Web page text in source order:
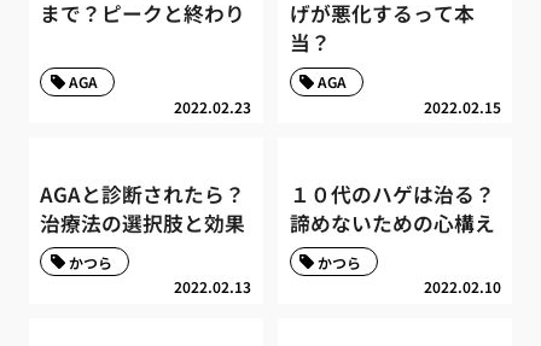
まで？ピークと終わり
2022.02.23
AGA
げが悪化するって本
当？
2022.02.15
AGA
AGAと診断されたら？
治療法の選択肢と効果
2022.02.13
かつら
１０代のハゲは治る？
諦めないための心構え
2022.02.10
かつら